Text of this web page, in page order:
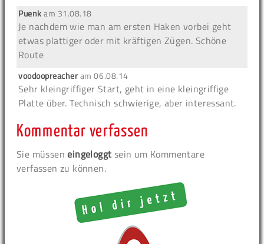
Puenkam 31.08.18
Je nachdem wie man am ersten Haken vorbei geht
etwas plattiger oder mit kräftigen Zügen. Schöne
Route
voodoopreacheram06.08.14
Sehr kleingriffiger Start, geht in eine kleingriffige
Platte über. Technisch schwierige, aber interessant.
Kommentar verfassen
Sie müsseneingeloggt sein um Kommentare
verfassen zu können.